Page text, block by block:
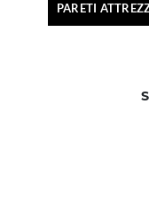
PARETI